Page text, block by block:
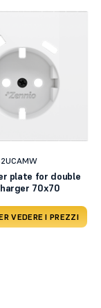
plate for double
70x70
VEDERE I PREZZI